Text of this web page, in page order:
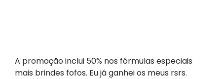
A promoção inclui 50% nos fórmulas especiais
mais brindes fofos. Eu já ganhei os meus rsrs.